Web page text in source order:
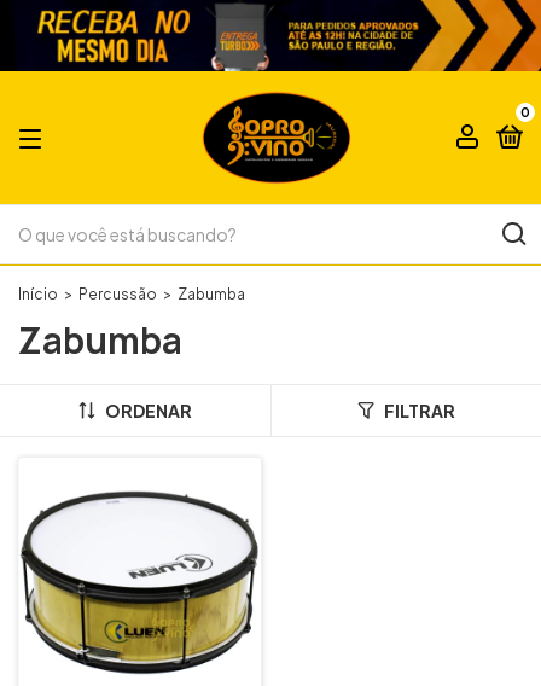
0
Início > Percussão > Zabumba
Zabumba
ORDENAR FILTRAR